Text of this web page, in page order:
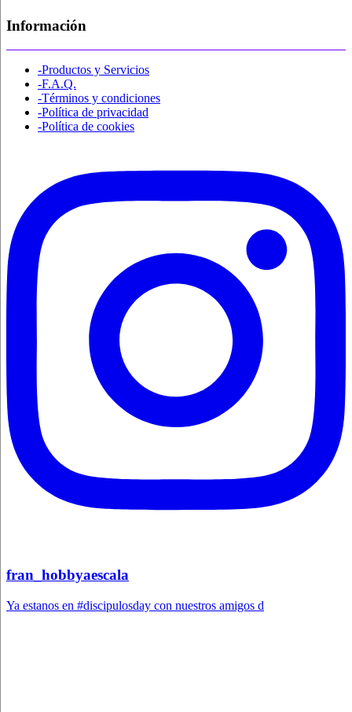
Información
-Productos y Servicios
-F.A.Q.
-Términos y condiciones
-Política de privacidad
-Política de cookies
fran_hobbyaescala
Ya estanos en #discipulosday con nuestros amigos d